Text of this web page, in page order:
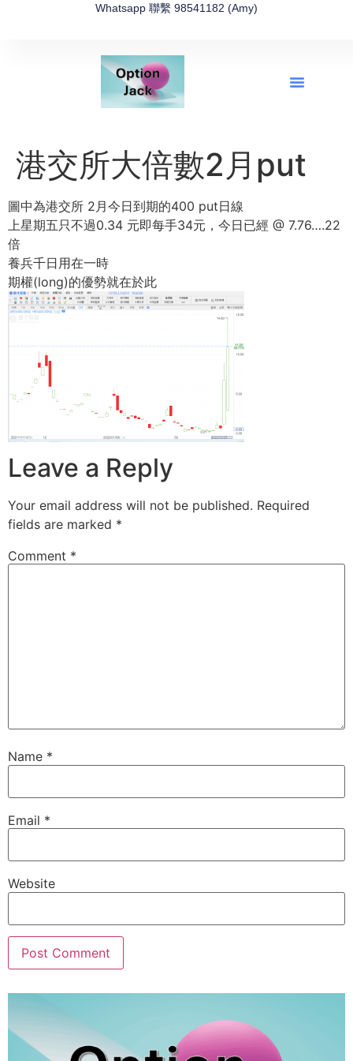
Whatsapp 聯繫 98541182 (Amy)
港交所大倍數2月put
圖中為港交所 2月今日到期的400 put日線
上星期五只不過0.34 元即每手34元，今日已經 @ 7.76….22
倍
養兵千日用在一時
期權(long)的優勢就在於此
Leave a Reply
Your email address will not be published. Required
fields are marked *
Comment *
Name *
Email *
Website